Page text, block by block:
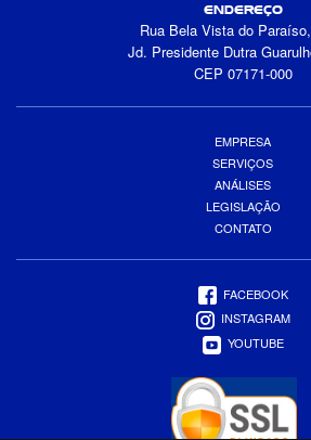
ENDEREÇO
Rua Bela Vista do
Jd. Presidente Dutra
CEP 07171-000
EMPRESA
SERVIÇOS
ANÁLISES
LEGISLAÇÃO
CONTATO
FACEBOOK
INSTAGRAM
YOUTUBE